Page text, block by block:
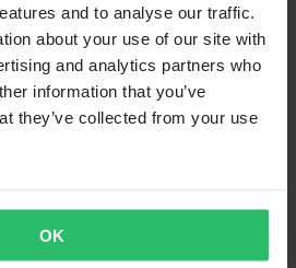
and to analyse our traffic.
about your use of our site with
and analytics partners who
information that you’ve
they’ve collected from your use
OK
de klantenservice